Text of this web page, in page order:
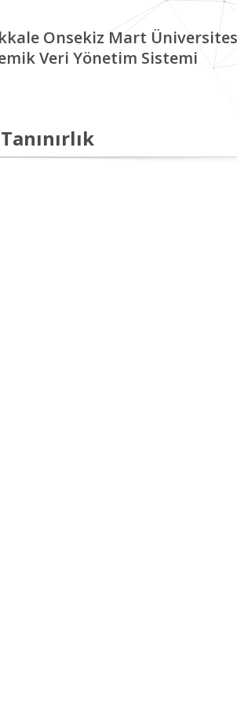
Onsekiz Mart
Veri Yönetim Sistemi